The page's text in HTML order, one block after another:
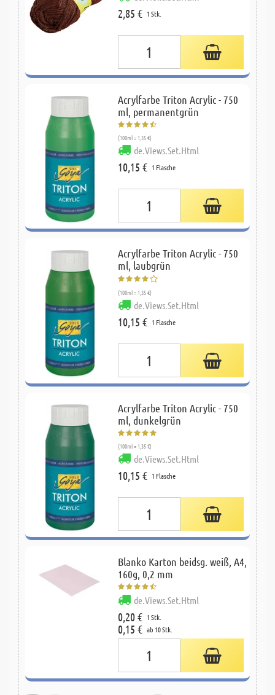
2,85 € 1 Stk.
Acrylfarbe Triton Acrylic - 750
ml, permanentgrün
(100ml = 1,35 €)
de.Views.Set.Html
10,15 € 1 Flasche
Acrylfarbe Triton Acrylic - 750
ml, laubgrün
(100ml = 1,35 €)
de.Views.Set.Html
10,15 € 1 Flasche
Acrylfarbe Triton Acrylic - 750
ml, dunkelgrün
(100ml = 1,35 €)
de.Views.Set.Html
10,15 € 1 Flasche
Blanko Karton beidsg. weiß, A4,
160g, 0,2 mm
de.Views.Set.Html
0,20 € 1 Stk.
0,15 € ab 10 Stk.